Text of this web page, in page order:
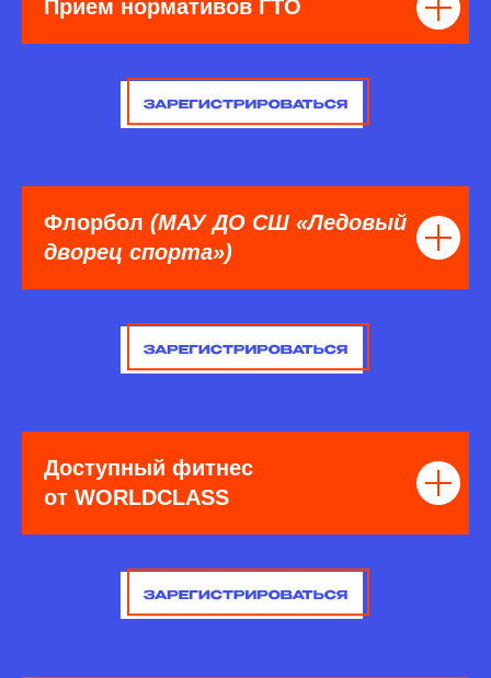
Прием нормативов ГТО
Флорбол (МАУ ДО СШ «Ледовый
дворец спорта»)
Доступный фитнес
от WORLDCLASS